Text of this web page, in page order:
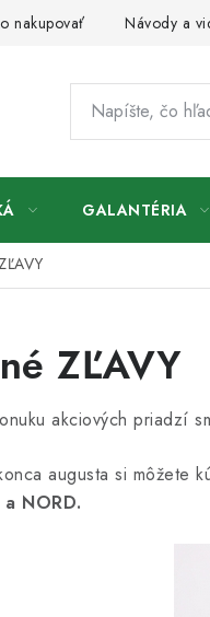
nakupovať Návody a
GALANTÉRIA
ZĽAVY
akciových priadzí
augusta si môžete
a NORD.